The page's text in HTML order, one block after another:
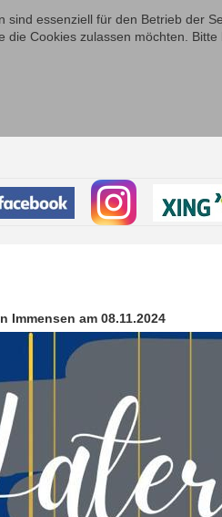
Immensen am 08.11.2024
essenziell für den Betrieb der
Cookies zulassen möchten.